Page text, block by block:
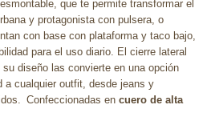
que te permite transformar el
y protagonista con pulsera, o
con base con plataforma y taco bajo,
para el uso diario. El cierre lateral
diseño las convierte en una opción
a cualquier outfit, desde jeans y
Confeccionadas en cuero de alta